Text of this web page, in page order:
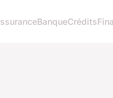
BanqueCrédits